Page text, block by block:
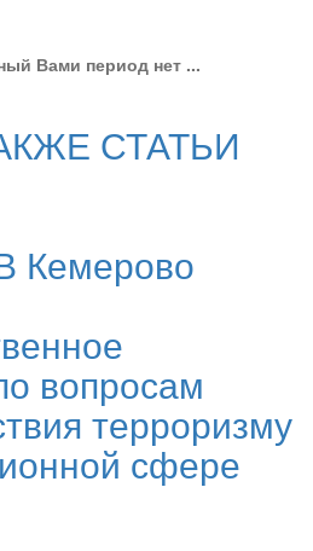
Вами период нет ...
СТАТЬИ
Кемерово
вопросам
терроризму
сфере